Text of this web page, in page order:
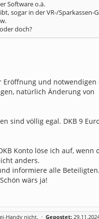
Software o.ä.
sogar in der VR-/Sparkassen-
doch?
Eröffnung und notwendigen
natürlich Änderung von
sind völlig egal. DKB 9
Konto löse ich auf, wenn
anders.
informiere alle
wärs ja!
Handy nicht. · Gepostet: